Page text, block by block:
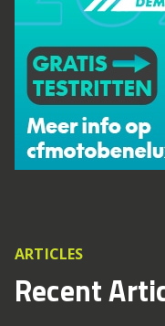
ARTICLES
Recent